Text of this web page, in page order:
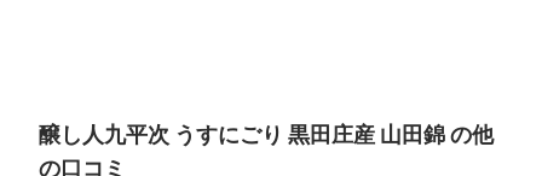
醸し人九平次 うすにごり 黒田庄産 山田錦 の他
の口コミ